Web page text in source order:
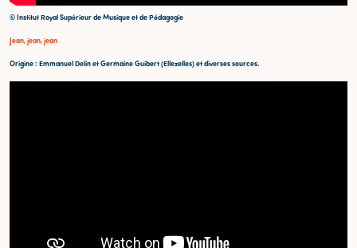
© Institut Royal Supérieur de Musique et de Pédagogie
Jean, jean, jean
Origine : Emmanuel Delin et Germaine Guibert (Ellezelles) et diverses sources.